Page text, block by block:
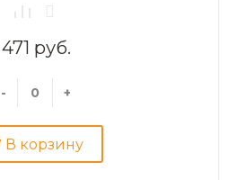
471 руб.
- +
В корзину